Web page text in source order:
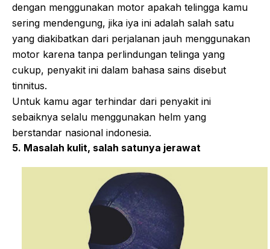
dengan menggunakan motor apakah telingga kamu
sering mendengung, jika iya ini adalah salah satu
yang diakibatkan dari perjalanan jauh menggunakan
motor karena tanpa perlindungan telinga yang
cukup, penyakit ini dalam bahasa sains disebut
tinnitus.
Untuk kamu agar terhindar dari penyakit ini
sebaiknya selalu menggunakan helm yang
berstandar nasional indonesia.
5. Masalah kulit, salah satunya jerawat